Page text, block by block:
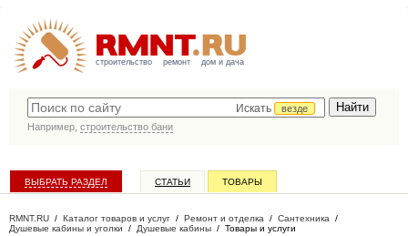
строительство ремонт дом и дача
Искать
везде
Например, строительство бани
ВЫБРАТЬ РАЗДЕЛ СТАТЬИ ТОВАРЫ
RMNT.RU / Каталог товаров и услуг / Ремонт и отделка / Сантехника /
Душевые кабины и уголки / Душевые кабины / Товары и услуги